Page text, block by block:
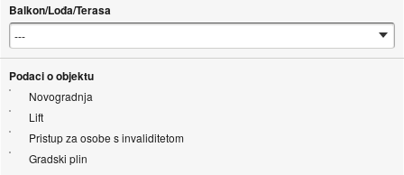
Balkon/Lođa/Terasa
Podaci o objektu
Novogradnja
Lift
Pristup za osobe s invaliditetom
Gradski plin